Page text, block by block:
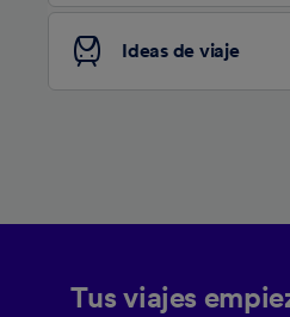
Ideas de viaje
Tus viajes